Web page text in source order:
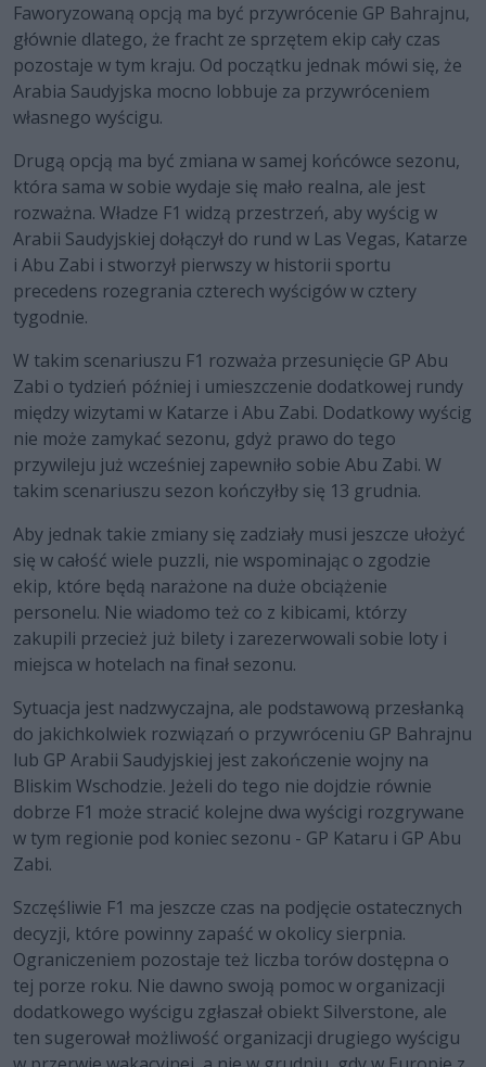
Faworyzowaną opcją ma być przywrócenie GP Bahrajnu,
głównie dlatego, że fracht ze sprzętem ekip cały czas
pozostaje w tym kraju. Od początku jednak mówi się, że
Arabia Saudyjska mocno lobbuje za przywróceniem
własnego wyścigu.
Drugą opcją ma być zmiana w samej końcówce sezonu,
która sama w sobie wydaje się mało realna, ale jest
rozważna. Władze F1 widzą przestrzeń, aby wyścig w
Arabii Saudyjskiej dołączył do rund w Las Vegas, Katarze
i Abu Zabi i stworzył pierwszy w historii sportu
precedens rozegrania czterech wyścigów w cztery
tygodnie.
W takim scenariuszu F1 rozważa przesunięcie GP Abu
Zabi o tydzień później i umieszczenie dodatkowej rundy
między wizytami w Katarze i Abu Zabi. Dodatkowy wyścig
nie może zamykać sezonu, gdyż prawo do tego
przywileju już wcześniej zapewniło sobie Abu Zabi. W
takim scenariuszu sezon kończyłby się 13 grudnia.
Aby jednak takie zmiany się zadziały musi jeszcze ułożyć
się w całość wiele puzzli, nie wspominając o zgodzie
ekip, które będą narażone na duże obciążenie
personelu. Nie wiadomo też co z kibicami, którzy
zakupili przecież już bilety i zarezerwowali sobie loty i
miejsca w hotelach na finał sezonu.
Sytuacja jest nadzwyczajna, ale podstawową przesłanką
do jakichkolwiek rozwiązań o przywróceniu GP Bahrajnu
lub GP Arabii Saudyjskiej jest zakończenie wojny na
Bliskim Wschodzie. Jeżeli do tego nie dojdzie równie
dobrze F1 może stracić kolejne dwa wyścigi rozgrywane
w tym regionie pod koniec sezonu - GP Kataru i GP Abu
Zabi.
Szczęśliwie F1 ma jeszcze czas na podjęcie ostatecznych
decyzji, które powinny zapaść w okolicy sierpnia.
Ograniczeniem pozostaje też liczba torów dostępna o
tej porze roku. Nie dawno swoją pomoc w organizacji
dodatkowego wyścigu zgłaszał obiekt Silverstone, ale
ten sugerował możliwość organizacji drugiego wyścigu